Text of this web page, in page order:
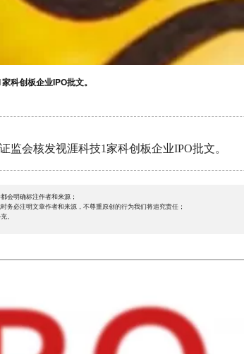
科创板企业IPO批文。
监会核发视涯科技1家科创板企业IPO批文。
会明确标注作者和来源；
务必注明文章作者和来源，不尊重原创的行为我们将追究责任；
。